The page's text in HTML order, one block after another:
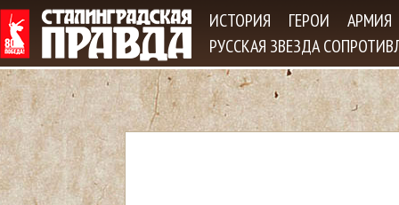
ИСТОРИЯ ГЕРОИ
АРМИЯ
РУССКАЯ ЗВЕЗДА